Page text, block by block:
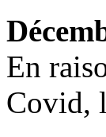
En
Covid,